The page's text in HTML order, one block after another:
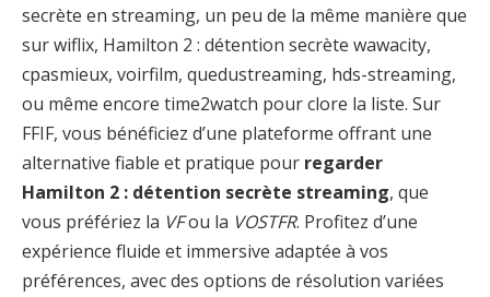
secrète en streaming, un peu de la même manière que
sur wiflix, Hamilton 2 : détention secrète wawacity,
cpasmieux, voirfilm, quedustreaming, hds-streaming,
ou même encore time2watch pour clore la liste. Sur
FFIF, vous bénéficiez d’une plateforme offrant une
alternative fiable et pratique pour regarder
Hamilton 2 : détention secrète streaming, que
vous préfériez la VFou la VOSTFR. Profitez d’une
expérience fluide et immersive adaptée à vos
préférences, avec des options de résolution variées